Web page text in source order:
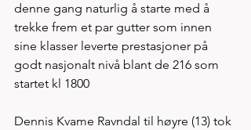
denne gang naturlig å starte med å
trekke frem et par gutter som innen
sine klasser leverte prestasjoner på
godt nasjonalt nivå blant de 216 som
startet kl 1800
Dennis Kvame Ravndal til høyre (13) tok